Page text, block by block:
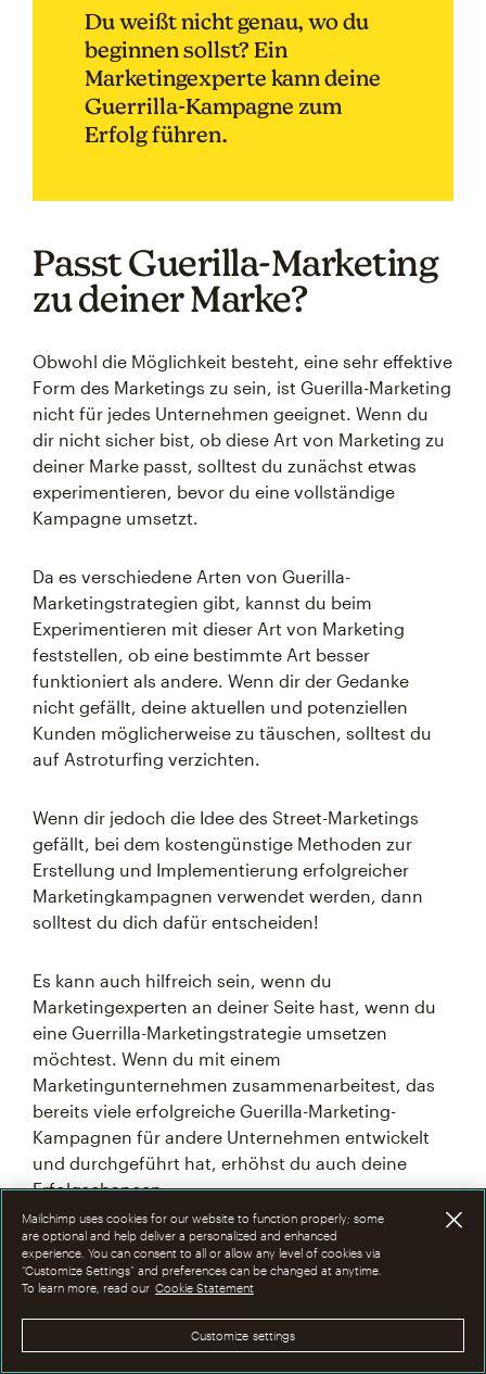
Du weißt nicht genau, wo du
beginnen sollst? Ein
Marketingexperte kann deine
Guerrilla-Kampagne zum
Erfolg führen.
Passt Guerilla-Marketing
zu deiner Marke?
Obwohl die Möglichkeit besteht, eine sehr effektive
Form des Marketings zu sein, ist Guerilla-Marketing
nicht für jedes Unternehmen geeignet. Wenn du
dir nicht sicher bist, ob diese Art von Marketing zu
deiner Marke passt, solltest du zunächst etwas
experimentieren, bevor du eine vollständige
Kampagne umsetzt.
Da es verschiedene Arten von Guerilla-
Marketingstrategien gibt, kannst du beim
Experimentieren mit dieser Art von Marketing
feststellen, ob eine bestimmte Art besser
funktioniert als andere. Wenn dir der Gedanke
nicht gefällt, deine aktuellen und potenziellen
Kunden möglicherweise zu täuschen, solltest du
auf Astroturfing verzichten.
Wenn dir jedoch die Idee des Street-Marketings
gefällt, bei dem kostengünstige Methoden zur
Erstellung und Implementierung erfolgreicher
Marketingkampagnen verwendet werden, dann
solltest du dich dafür entscheiden!
Es kann auch hilfreich sein, wenn du
Marketingexperten an deiner Seite hast, wenn du
eine Guerrilla-Marketingstrategie umsetzen
möchtest. Wenn du mit einem
Marketingunternehmen zusammenarbeitest, das
bereits viele erfolgreiche Guerilla-Marketing-
Kampagnen für andere Unternehmen entwickelt
und durchgeführt hat, erhöhst du auch deine
Erfolgschancen.
Verwalte deine
Marketingkampagnen
mit Mailchimp
Mailchimp uses cookies for our website to function properly; some
are optional and help deliver a personalized and enhanced
experience. You can consent to all or allow any level of cookies via
“Customize Settings” and preferences can be changed at anytime.
To learn more, read our Cookie Statement
Customize settings